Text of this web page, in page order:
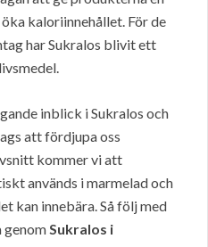
kaloriinnehållet. För de
har Sukralos blivit ett
inblick i Sukralos och
att fördjupa oss
kommer vi att
används i marmelad och
kan innebära. Så följ med
genomSukralos i